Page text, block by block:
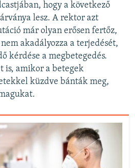
hogy a következő
lesz. A rektor azt
már olyan erősen fertőz,
akadályozza a terjedését,
kérdése a megbetegedés.
is, amikor a betegek
küzdve bánták meg,